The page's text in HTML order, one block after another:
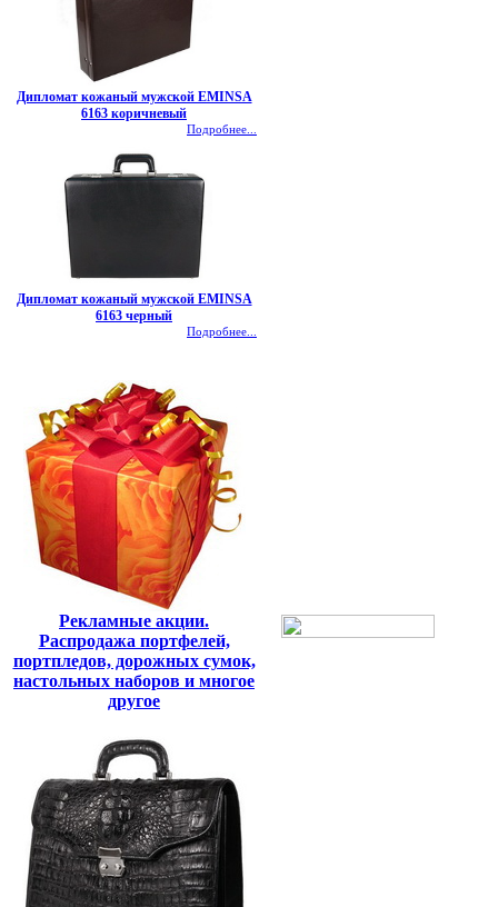
Дипломат кожаный мужской EMINSA
6163 коричневый
Подробнее...
Дипломат кожаный мужской EMINSA
6163 черный
Подробнее...
Рекламные акции.
Распродажа портфелей,
портпледов, дорожных сумок,
настольных наборов и многое
другое